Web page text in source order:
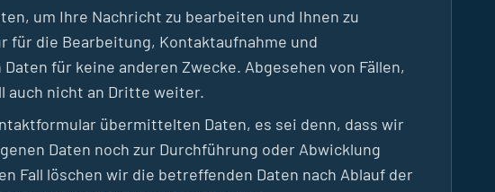
um Ihre Nachricht zu bearbeiten und Ihnen zu
für die Bearbeitung, Kontaktaufnahme und
für keine anderen Zwecke. Abgesehen von Fällen,
auch nicht an Dritte weiter.
übermittelten Daten, es sei denn, dass wir
Daten noch zur Durchführung oder Abwicklung
Fall löschen wir die betreffenden Daten nach Ablauf der